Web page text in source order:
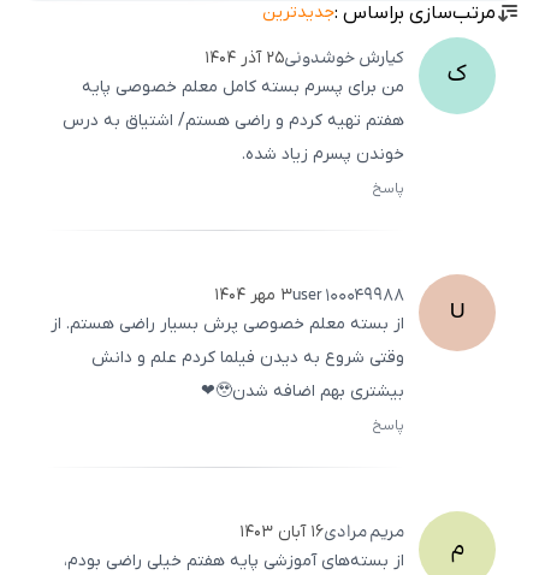
مرتب‌سازی براساس :جدیدترین
ک کیارشخوشدونی۲۵ آذر ۱۴۰۴
من برای پسرم بسته کامل معلم خصوصی پایه
هفتم تهیه کردم و راضی هستم/ اشتیاق به درس
خوندن پسرم زیاد شده.
پاسخ
U
user100049988
۳ مهر ۱۴۰۴
از بسته معلم خصوصی پرش بسیار راضی هستم. از
وقتی شروع به دیدن فیلما کردم علم و دانش
بیشتری بهم اضافه شدن🥹❤
پاسخ
م مریممرادی۱۶ آبان ۱۴۰۳
از بسته‌های آموزشی پایه هفتم خیلی راضی بودم،